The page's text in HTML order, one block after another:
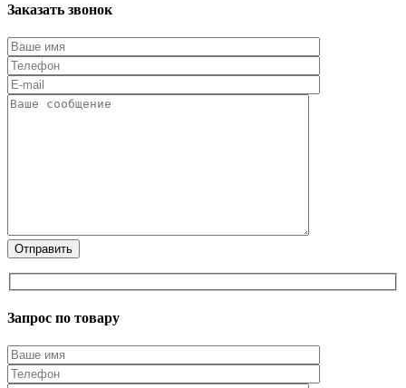
Заказать звонок
Запрос по товару